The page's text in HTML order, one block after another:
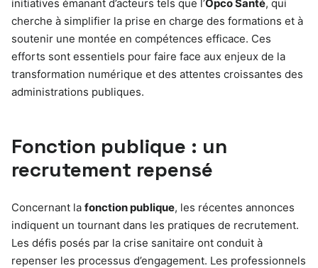
initiatives émanant d’acteurs tels que l’Opco Santé, qui
cherche à simplifier la prise en charge des formations et à
soutenir une montée en compétences efficace. Ces
efforts sont essentiels pour faire face aux enjeux de la
transformation numérique et des attentes croissantes des
administrations publiques.
Fonction publique : un
recrutement repensé
Concernant la fonction publique, les récentes annonces
indiquent un tournant dans les pratiques de recrutement.
Les défis posés par la crise sanitaire ont conduit à
repenser les processus d’engagement. Les professionnels